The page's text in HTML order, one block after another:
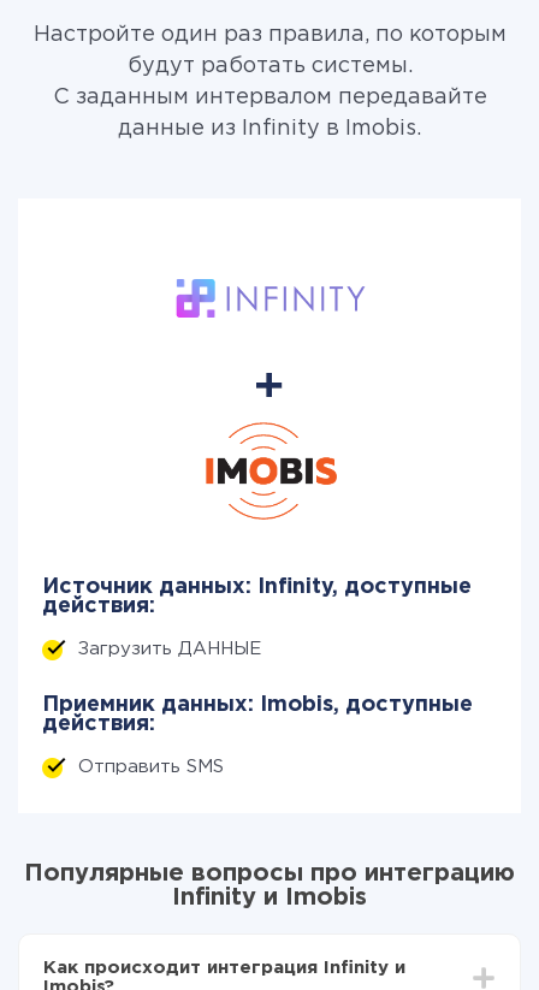
Настройте один раз правила, по которым
будут работать системы.
С заданным интервалом передавайте
данные из Infinity в Imobis.
Источник данных: Infinity, доступные
действия:
Загрузить ДАННЫЕ
Приемник данных: Imobis, доступные
действия:
Отправить SMS
Популярные вопросы про интеграцию
Infinity и Imobis
Как происходит интеграция Infinity и